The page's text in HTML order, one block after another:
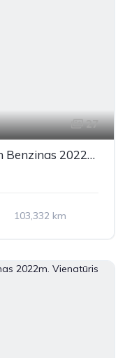
27
BMW 8er nuo 1 435 €/ mėn Benzinas 2022m. Sedanas Automatinė
103,332 km